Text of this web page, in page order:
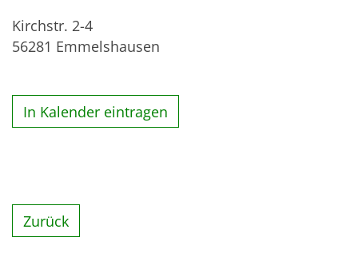
Kirchstr. 2-4
56281 Emmelshausen
In Kalender eintragen
Zurück